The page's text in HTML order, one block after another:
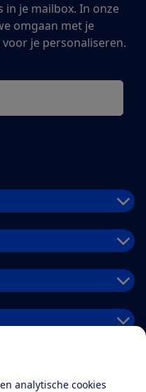
analytische cookies
in je mailbox. In onze
omgaan met je
je personaliseren.